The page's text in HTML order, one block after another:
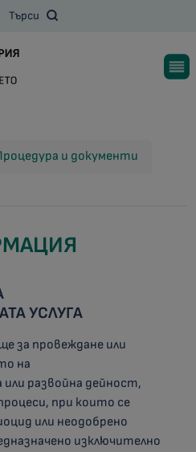
Търси
и документи
УСЛУГА
за провеждане или
на
или развойна дейност,
при които се
или неодобрено
изключително